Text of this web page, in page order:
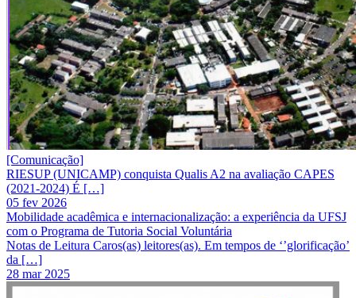
[Comunicação]
RIESUP (UNICAMP) conquista Qualis A2 na avaliação CAPES
(2021-2024) É […]
05 fev 2026
Mobilidade acadêmica e internacionalização: a experiência da UFSJ
com o Programa de Tutoria Social Voluntária
Notas de Leitura Caros(as) leitores(as). Em tempos de ‘’glorificação’
da […]
28 mar 2025